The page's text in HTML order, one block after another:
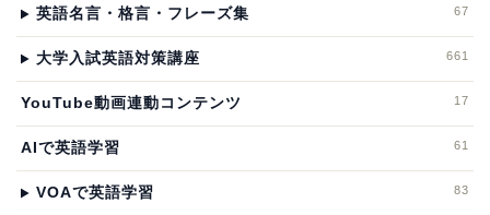
英語名言・格言・フレーズ集 67
大学入試英語対策講座 661
YouTube動画連動コンテンツ 17
AIで英語学習 61
VOAで英語学習 83